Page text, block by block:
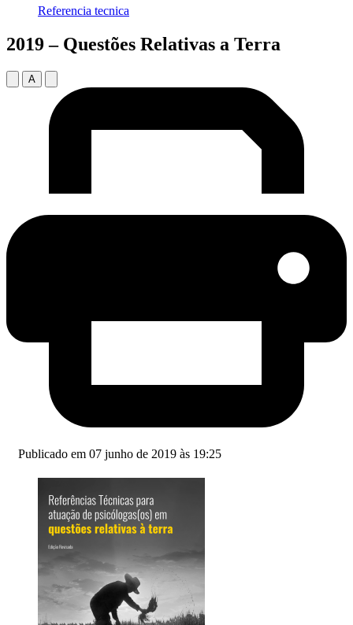
Referencia tecnica
2019 – Questões Relativas a Terra
A
Publicado em 07 junho de 2019 às 19:25